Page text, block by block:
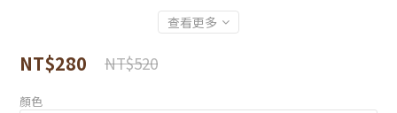
查看更多
NT$280 NT$520
顏色